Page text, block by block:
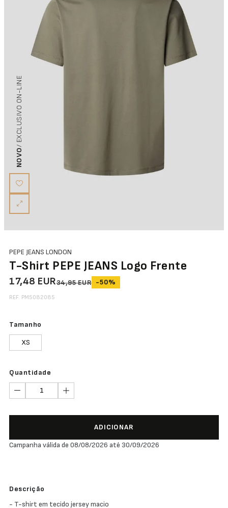
NOVO
/ EXCLUSIVO ON-LINE
PEPE JEANS LONDON
T-Shirt PEPE JEANS Logo Frente
17,48 EUR34,95 EUR -50%
REF. PM5082085
Tamanho
XS
Quantidade
ADICIONAR
Campanha válida de 08/08/2026 até 30/09/2026
Descrição
- T-shirt em tecido jersey macio